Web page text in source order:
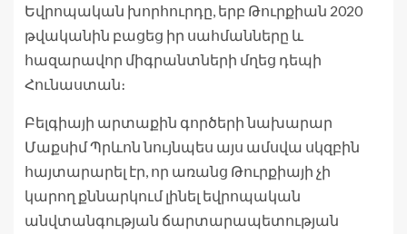
Եվրոպական խորհուրդը, երբ Թուրքիան 2020
թվականին բացեց իր սահմանները և
հազարավոր միգրանտների մղեց դեպի
Հունաստան։
Բելգիայի արտաքին գործերի նախարար
Մաքսիմ Պրևոն նույնպես այս ամսվա սկզբին
հայտարարել էր, որ առանց Թուրքիայի չի
կարող քննարկում լինել եվրոպական
անվտանգության ճարտարապետության